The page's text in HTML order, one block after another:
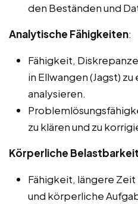
den Beständen und
Analytische Fähigkeiten:
Fähigkeit,
in Ellwangen (Jagst)
analysieren.
zu klären und zu
Körperliche Belastbarkeit
Fähigkeit, längere
und körperliche